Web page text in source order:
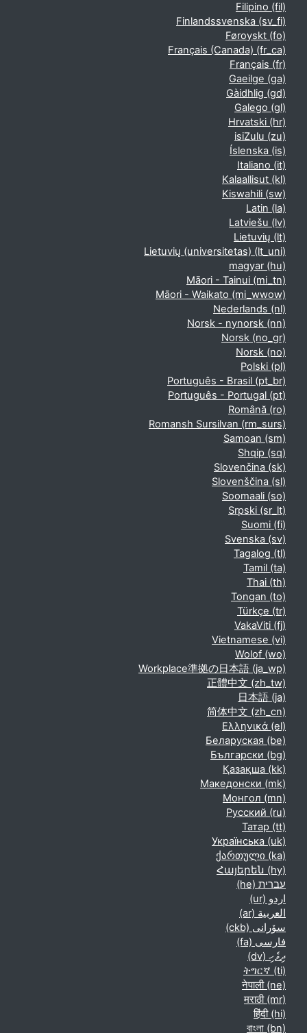
Filipino ‎(fil)‎
Finlandssvenska ‎(sv_fi)‎
Føroyskt ‎(fo)‎
Français (Canada) ‎(fr_ca)‎
Français ‎(fr)‎
Gaeilge ‎(ga)‎
Gàidhlig ‎(gd)‎
Galego ‎(gl)‎
Hrvatski ‎(hr)‎
isiZulu ‎(zu)‎
Íslenska ‎(is)‎
Italiano ‎(it)‎
Kalaallisut ‎(kl)‎
Kiswahili ‎(sw)‎
Latin ‎(la)‎
Latviešu ‎(lv)‎
Lietuvių ‎(lt)‎
Lietuvių (universitetas) ‎(lt_uni)‎
magyar ‎(hu)‎
Māori - Tainui ‎(mi_tn)‎
Māori - Waikato ‎(mi_wwow)‎
Nederlands ‎(nl)‎
Norsk - nynorsk ‎(nn)‎
Norsk ‎(no_gr)‎
Norsk ‎(no)‎
Polski ‎(pl)‎
Português - Brasil ‎(pt_br)‎
Português - Portugal ‎(pt)‎
Română ‎(ro)‎
Romansh Sursilvan ‎(rm_surs)‎
Samoan ‎(sm)‎
Shqip ‎(sq)‎
Slovenčina ‎(sk)‎
Slovenščina ‎(sl)‎
Soomaali ‎(so)‎
Srpski ‎(sr_lt)‎
Suomi ‎(fi)‎
Svenska ‎(sv)‎
Tagalog ‎(tl)‎
Tamil ‎(ta)‎
Thai ‎(th)‎
Tongan ‎(to)‎
Türkçe ‎(tr)‎
VakaViti ‎(fj)‎
Vietnamese ‎(vi)‎
Wolof ‎(wo)‎
Workplace準拠の日本語 ‎(ja_wp)‎
正體中文 ‎(zh_tw)‎
日本語 ‎(ja)‎
简体中文 ‎(zh_cn)‎
Ελληνικά ‎(el)‎
Беларуская ‎(be)‎
Български ‎(bg)‎
Қазақша ‎(kk)‎
Македонски ‎(mk)‎
Монгол ‎(mn)‎
Русский ‎(ru)‎
Татар ‎(tt)‎
Українська ‎(uk)‎
ქართული ‎(ka)‎
Հայերեն ‎(hy)‎
עברית ‎(he)‎
اردو ‎(ur)‎
العربية ‎(ar)‎
سۆرانی ‎(ckb)‎
فارسی ‎(fa)‎
ދިވެހި ‎(dv)‎
ትግርኛ ‎(ti)‎
नेपाली ‎(ne)‎
मराठी ‎(mr)‎
हिंदी ‎(hi)‎
বাংলা ‎(bn)‎